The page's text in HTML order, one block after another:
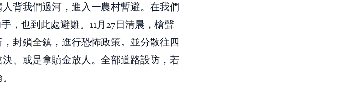
背我們過河，進入一農村暫避。在我們
，也到此處避難。11月27日清晨，槍聲
封鎖全鎮，進行恐怖政策。並分散往四
、或是拿贖金放人。全部道路設防，若